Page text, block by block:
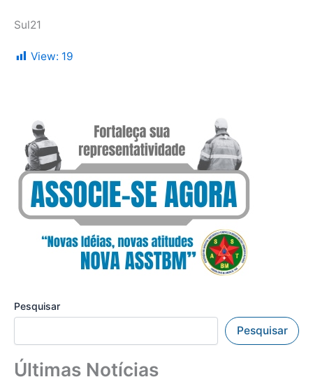
Sul21
View: 19
Pesquisar
Pesquisar
Últimas Notícias